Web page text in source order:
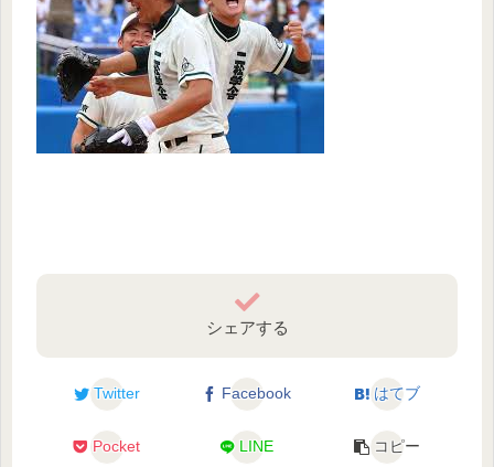
シェアする
Twitter Facebook はてブ
Pocket LINE コピー